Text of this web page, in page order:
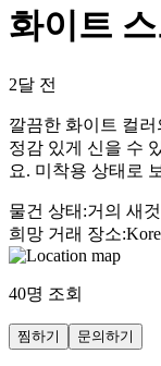
화이트
2달 전
깔끔한 화이트 컬
정감 있게 신을 수
요. 미착용 상태로
물건 상태 :거의 새것
희망 거래 장소:
40명 조회
찜하기 문의하기